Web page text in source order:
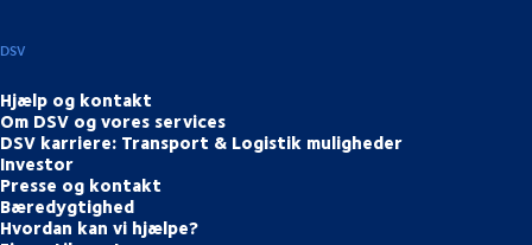
DSV
Hjælp og kontakt
Om DSV og vores services
DSV karriere: Transport & Logistik muligheder
Investor
Presse og kontakt
Bæredygtighed
Hvordan kan vi hjælpe?